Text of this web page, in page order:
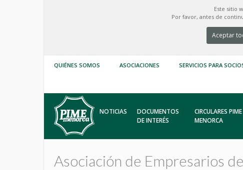
Este sitio
Por favor, antes de
Aceptar
QUIÉNES SOMOS ASOCIACIONES SERVICIOS PARA
NOTICIAS
DOCUMENTOS
DE INTERÉS
CIRCULARES PIME
MENORCA
Asociación de Empresarios